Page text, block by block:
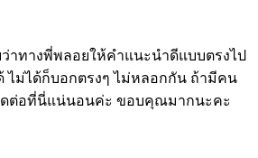
ว่าทางพี่พลอยให้คำแนะนำดีแบบตรงไป
ไม่ได้ก็บอกตรงๆ ไม่หลอกกัน ถ้ามีคน
ดต่อที่นี่แน่นอนค่ะ ขอบคุณมากนะคะ